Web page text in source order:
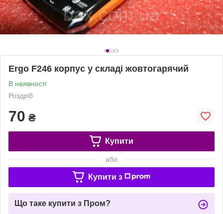
Ergo F246 корпус у складі жовтогарячий
В наявності
Роздріб
70 ₴
Купити
або
Купити з
Що таке купити з Пром?